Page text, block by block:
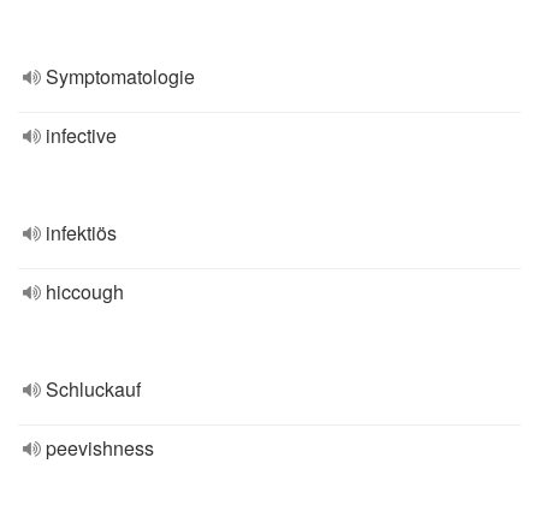
Symptomatologie
infective
infektiös
hiccough
Schluckauf
peevishness